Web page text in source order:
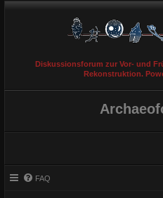
Diskussionsforum zur Vor- und
Rekonstruktion.
FAQ